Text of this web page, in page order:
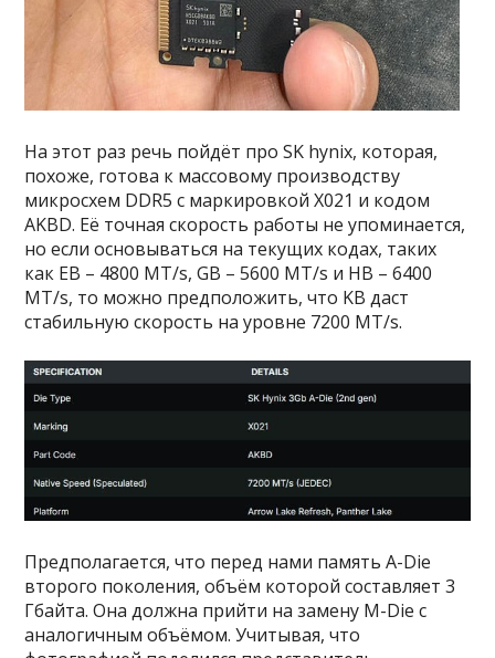
На этот раз речь пойдёт про SK hynix, которая,
похоже, готова к массовому производству
микросхем DDR5 с маркировкой X021 и кодом
AKBD. Её точная скорость работы не упоминается,
но если основываться на текущих кодах, таких
как EB – 4800 MT/s, GB – 5600 MT/s и HB – 6400
MT/s, то можно предположить, что KB даст
стабильную скорость на уровне 7200 MT/s.
Предполагается, что перед нами память A-Die
второго поколения, объём которой составляет 3
Гбайта. Она должна прийти на замену M-Die с
аналогичным объёмом. Учитывая, что